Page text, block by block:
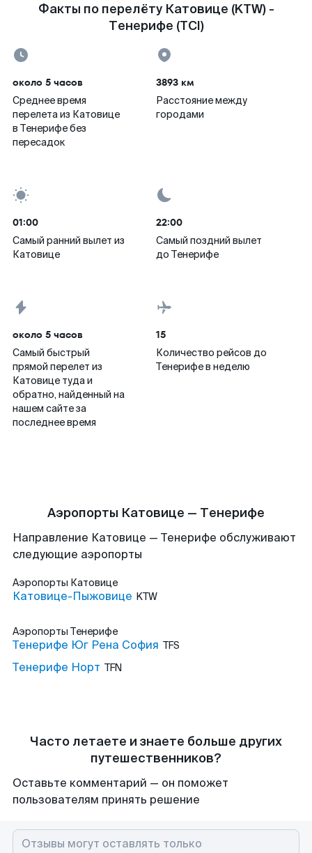
Факты по перелёту Катовице (KTW) -
Тенерифе (TCI)
около 5 часов
Среднее время
перелета из Катовице
в Тенерифе без
пересадок
3893 км
Расстояние между
городами
01:00
Самый ранний вылет из
Катовице
22:00
Самый поздний вылет
до Тенерифе
около 5 часов
Самый быстрый
прямой перелет из
Катовице туда и
обратно, найденный на
нашем сайте за
последнее время
15
Количество рейсов до
Тенерифе в неделю
Аэропорты Катовице — Тенерифе
Направление Катовице — Тенерифе обслуживают
следующие аэропорты
Аэропорты Катовице
Катовице-Пыжовице KTW
Аэропорты Тенерифе
Тенерифе Юг Рена София TFS
Тенерифе Норт TFN
Часто летаете и знаете больше других
путешественников?
Оставьте комментарий — он поможет
пользователям принять решение